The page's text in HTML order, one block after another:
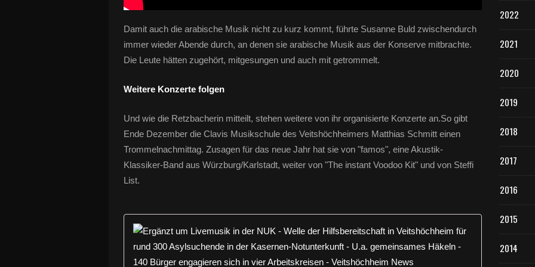
Damit auch die arabische Musik nicht zu kurz kommt, führte Susanne Buld zwischendurch
immer wieder Abende durch, an denen sie arabische Musik aus der Konserve mitbrachte.
Die Leute hätten zugehört, mitgesungen und auch mit getrommelt.
Weitere Konzerte folgen
Und wie die Retzbacherin mitteilt, stehen weitere von ihr organisierte Konzerte an.So gibt
Ende Dezember die Clavis Musikschule des Veitshöchheimers Matthias Schmitt einen
Trommelnachmittag. Zusagen für das neue Jahr hat sie von "famos", eine Akustik-
Klassiker-Band aus Würzburg/Karlstadt, weiter von "The instant Voodoo Kit" und von Steffi
List.
Ergänzt
2022
2021
2020
2019
2018
2017
2016
2015
2014